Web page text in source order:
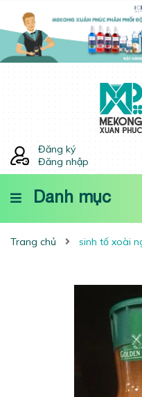
Đăng ký
Đăng nhập
Danh mục
Trang chủ sinh tố xoài